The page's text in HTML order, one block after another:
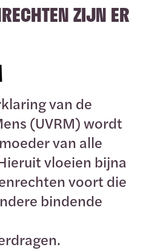
ZIJN ER
van de
(UVRM) wordt
van alle
vloeien bijna
voort die
bindende